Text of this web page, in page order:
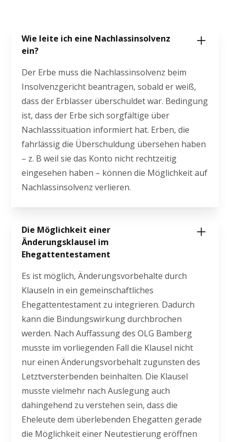
Wie leite ich eine Nachlassinsolvenz
ein?
Der Erbe muss die Nachlassinsolvenz beim
Insolvenzgericht beantragen, sobald er weiß,
dass der Erblasser überschuldet war. Bedingung
ist, dass der Erbe sich sorgfältige über
Nachlasssituation informiert hat. Erben, die
fahrlässig die Überschuldung übersehen haben
– z. B weil sie das Konto nicht rechtzeitig
eingesehen haben – können die Möglichkeit auf
Nachlassinsolvenz verlieren.
Die Möglichkeit einer
Änderungsklausel im
Ehegattentestament
Es ist möglich, Änderungsvorbehalte durch
Klauseln in ein gemeinschaftliches
Ehegattentestament zu integrieren. Dadurch
kann die Bindungswirkung durchbrochen
werden. Nach Auffassung des OLG Bamberg
musste im vorliegenden Fall die Klausel nicht
nur einen Änderungsvorbehalt zugunsten des
Letztversterbenden beinhalten. Die Klausel
musste vielmehr nach Auslegung auch
dahingehend zu verstehen sein, dass die
Eheleute dem überlebenden Ehegatten gerade
die Möglichkeit einer Neutestierung eröffnen